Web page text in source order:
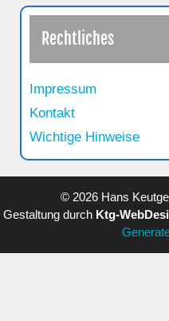
Rechtliches
Impressum
Kontakt
Wichtige Hinweise
© 2026 Hans
Gestaltung durch Ktg-